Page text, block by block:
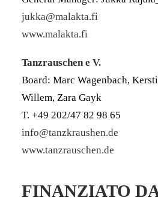
jukka@malakta.fi
www.malakta.fi
Tanzrauschen e V.
Board: Marc Wagenbach,
Willem, Zara Gayk
T. +49 202/47 82 98 65
info@tanzkraushen.de
www.tanzrauschen.de
FINANZIATO